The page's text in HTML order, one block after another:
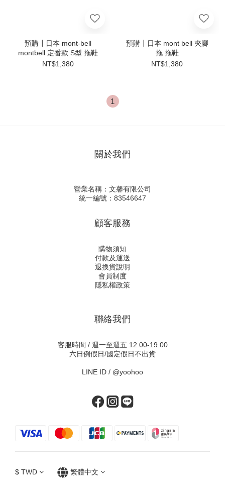
預購┃日本 mont-bell
montbell 定番款 S型 拖鞋
NT$1,380
預購┃日本 mont bell 夾腳
拖 拖鞋
NT$1,380
1
關於我們
營業名稱：文馨有限公司
統一編號：83546647
顧客服務
購物須知
付款及運送
退換貨說明
會員制度
隱私權政策
聯絡我們
客服時間 / 週一至週五 12:00-19:00
六日例假日/國定假日不出貨
LINE ID / @yoohoo
$ TWD 繁體中文